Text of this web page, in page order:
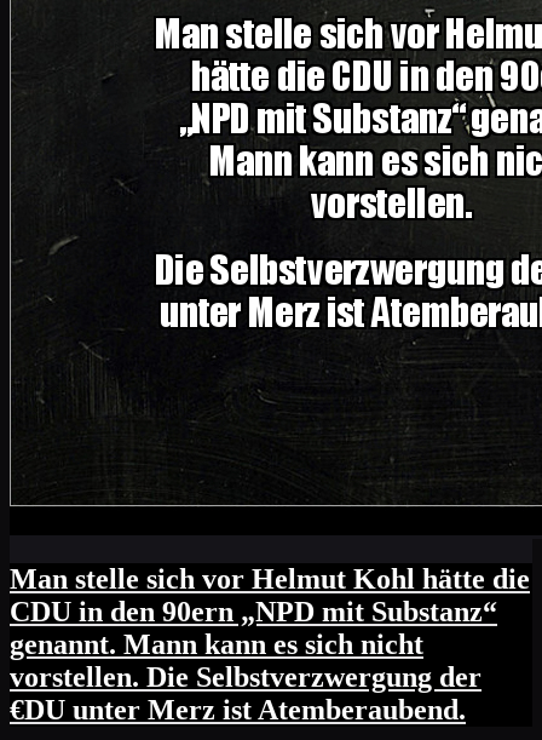
Man stelle sich vor Helmut Kohl hätte die
CDU in den 90ern „NPD mit Substanz“
genannt. Mann kann es sich nicht
vorstellen. Die Selbstverzwergung der
€DU unter Merz ist Atemberaubend.